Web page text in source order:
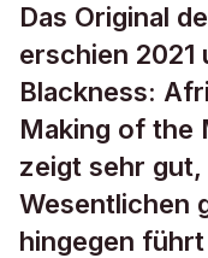
Das Original
erschien 2021
Blackness:
Making of the
zeigt sehr
Wesentlichen
hingegen